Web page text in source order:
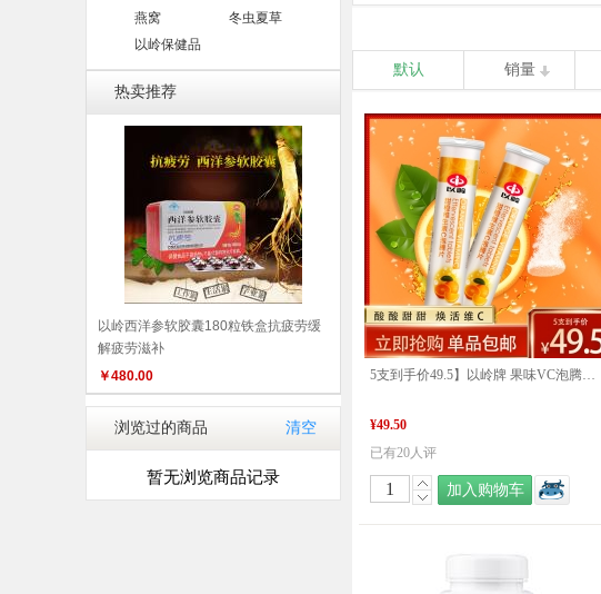
燕窝
冬虫夏草
以岭保健品
热卖推荐
以岭西洋参软胶囊180粒铁盒抗疲劳缓
解疲劳滋补
￥480.00
浏览过的商品 清空
暂无浏览商品记录
默认 销量
5支到手价49.5】以岭牌 果味VC泡腾片（甜橙味）4g/片*20片
¥49.50
已有20人评
加入购物车